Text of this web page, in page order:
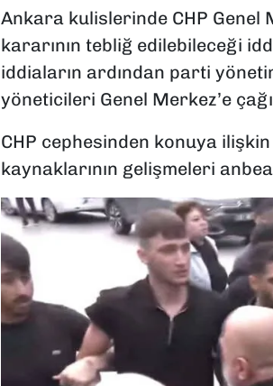
Ankara kulislerinde CHP Genel
kararının tebliğ edilebileceği
iddiaların ardından parti
yöneticileri Genel Merkez’e
CHP cephesinden konuya
kaynaklarının gelişmeleri